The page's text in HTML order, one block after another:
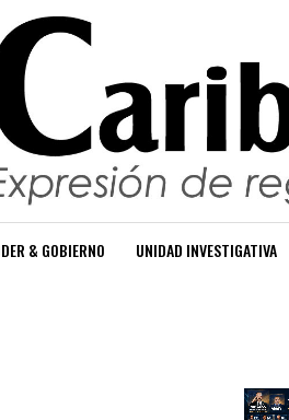
& GOBIERNO UNIDAD INVESTIGATIVA